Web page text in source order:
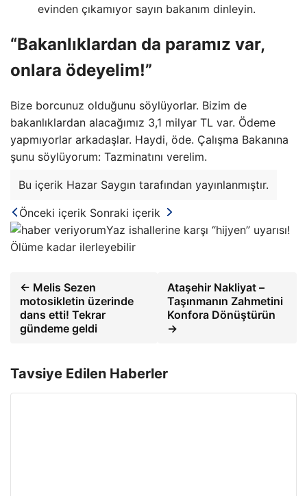
evinden çıkamıyor sayın bakanım dinleyin.
“Bakanlıklardan da paramız var,
onlara ödeyelim!”
Bize borcunuz olduğunu söylüyorlar. Bizim de
bakanlıklardan alacağımız 3,1 milyar TL var. Ödeme
yapmıyorlar arkadaşlar. Haydi, öde. Çalışma Bakanına
şunu söylüyorum: Tazminatını verelim.
Bu içerik Hazar Saygın tarafından yayınlanmıştır.
Önceki içerik Sonraki içerik
Yaz ishallerine karşı “hijyen” uyarısı!
Ölüme kadar ilerleyebilir
← Melis Sezen
motosikletin üzerinde
dans etti! Tekrar
gündeme geldi
Ataşehir Nakliyat –
Taşınmanın Zahmetini
Konfora Dönüştürün
→
Tavsiye Edilen Haberler